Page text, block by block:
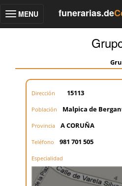
Toggle
MENU funerarias.de
Dirección 15113
Población Malpica de
Provincia A CORUÑA
Teléfono 981 701 505
Especialidad